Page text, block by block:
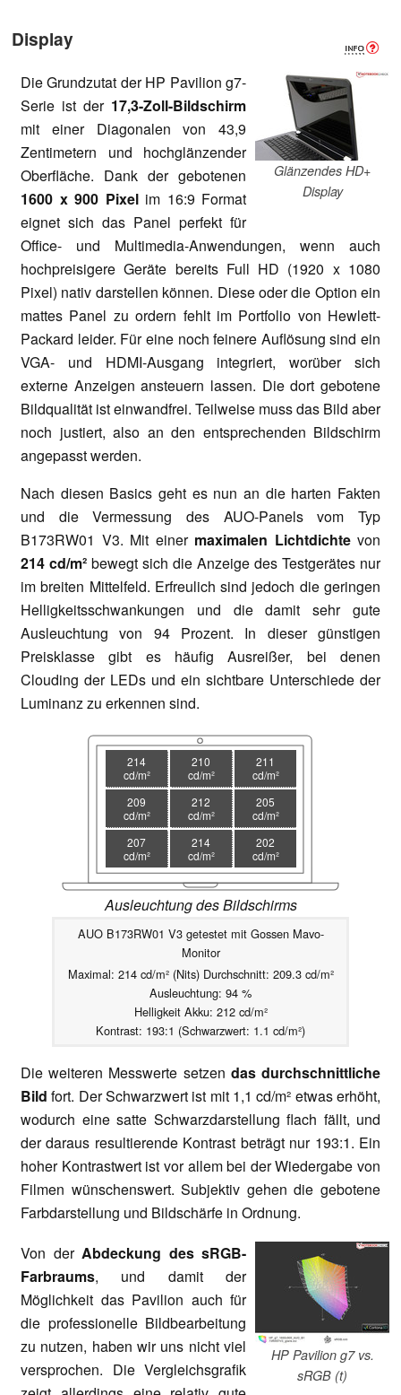
Display
Glänzendes HD+
Display
Die Grundzutat der HP Pavilion g7-
Serie ist der 17,3-Zoll-Bildschirm
mit einer Diagonalen von 43,9
Zentimetern und hochglänzender
Oberfläche. Dank der gebotenen
1600 x 900 Pixelim 16:9 Format
eignet sich das Panel perfekt für
Office- und Multimedia-Anwendungen, wenn auch
hochpreisigere Geräte bereits Full HD (1920 x 1080
Pixel) nativ darstellen können. Diese oder die Option ein
mattes Panel zu ordern fehlt im Portfolio von Hewlett-
Packard leider. Für eine noch feinere Auflösung sind ein
VGA- und HDMI-Ausgang integriert, worüber sich
externe Anzeigen ansteuern lassen. Die dort gebotene
Bildqualität ist einwandfrei. Teilweise muss das Bild aber
noch justiert, also an den entsprechenden Bildschirm
angepasst werden.
Nach diesen Basics geht es nun an die harten Fakten
und die Vermessung des AUO-Panels vom Typ
B173RW01 V3. Mit einer maximalen Lichtdichtevon
214 cd/m² bewegt sich die Anzeige des Testgerätes nur
im breiten Mittelfeld. Erfreulich sind jedoch die geringen
Helligkeitsschwankungen und die damit sehr gute
Ausleuchtung von 94 Prozent. In dieser günstigen
Preisklasse gibt es häufig Ausreißer, bei denen
Clouding der LEDs und ein sichtbare Unterschiede der
Luminanz zu erkennen sind.
214
cd/m²
210
cd/m²
211
cd/m²
209
cd/m²
212
cd/m²
205
cd/m²
207
cd/m²
214
cd/m²
202
cd/m²
Ausleuchtung des Bildschirms
AUO B173RW01 V3 getestet mit Gossen Mavo-
Monitor
Maximal: 214 cd/m² (Nits) Durchschnitt: 209.3 cd/m²
Ausleuchtung: 94 %
Helligkeit Akku: 212 cd/m²
Kontrast: 193:1 (Schwarzwert: 1.1 cd/m²)
Die weiteren Messwerte setzen das durchschnittliche
Bild fort. Der Schwarzwert ist mit 1,1 cd/m² etwas erhöht,
wodurch eine satte Schwarzdarstellung flach fällt, und
der daraus resultierende Kontrast beträgt nur 193:1. Ein
hoher Kontrastwert ist vor allem bei der Wiedergabe von
Filmen wünschenswert. Subjektiv gehen die gebotene
Farbdarstellung und Bildschärfe in Ordnung.
HP Pavilion g7 vs.
sRGB (t)
Von der Abdeckung des sRGB-
Farbraums, und damit der
Möglichkeit das Pavilion auch für
die professionelle Bildbearbeitung
zu nutzen, haben wir uns nicht viel
versprochen. Die Vergleichsgrafik